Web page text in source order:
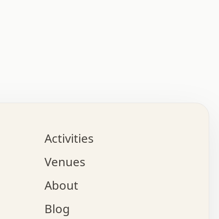
.   .   .   .   .   .   .   .   x   .   .   .   .
o   .   .   .   .   .   .   .   .   x   .   .   .
.   .   .   :   .   .   .   x   .   .   .   :   .
.   .   .   +   .   .   .   .   .   .   .   .   x
.   .   x   .   .   .   .   .   .   :   .   .   .
.   .   .   .   .   +   .   .   .   .   x   .   .
.   .   .   .   x   .   .   o   .   .   .   .   .
.   .   .   .   .   .   .   .   .   .   .   .   .
Activities
Venues
About
Blog